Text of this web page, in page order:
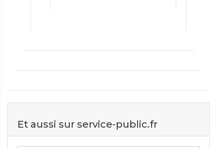
Et aussi sur service-public.fr